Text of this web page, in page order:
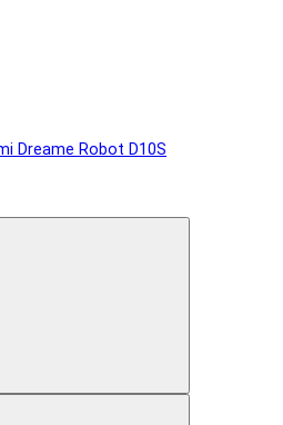
Dreame Robot D10S